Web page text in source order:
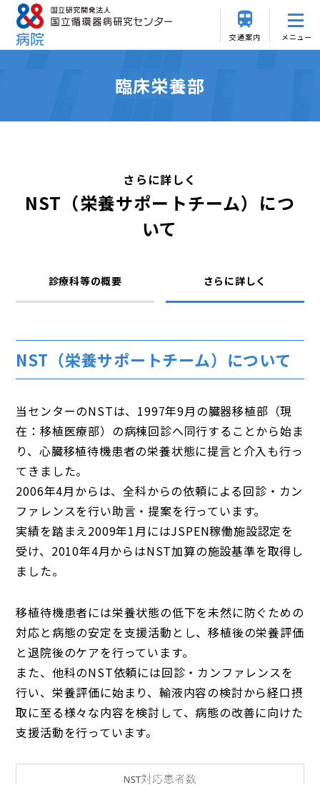
交通案内 メニュー
臨床栄養部
さらに詳しく
NST（栄養サポートチーム）につ
いて
診療科等の概要 さらに詳しく
NST（栄養サポートチーム）について
当センターのNSTは、1997年9月の臓器移植部（現
在：移植医療部）の病棟回診へ同行することから始ま
り、心臓移植待機患者の栄養状態に提言と介入も行っ
てきました。
2006年4月からは、全科からの依頼による回診・カン
ファレンスを行い助言・提案を行っています。
実績を踏まえ2009年1月にはJSPEN稼働施設認定を
受け、2010年4月からはNST加算の施設基準を取得し
ました。
移植待機患者には栄養状態の低下を未然に防ぐための
対応と病態の安定を支援活動とし、移植後の栄養評価
と退院後のケアを行っています。
また、他科のNST依頼には回診・カンファレンスを
行い、栄養評価に始まり、輸液内容の検討から経口摂
取に至る様々な内容を検討して、病態の改善に向けた
支援活動を行っています。